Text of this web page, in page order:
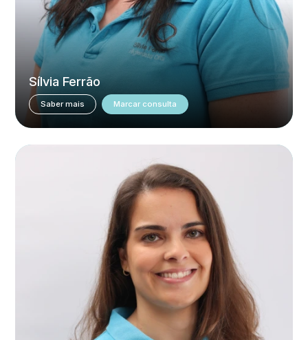
Sílvia Ferrão
Saber mais Marcar consulta